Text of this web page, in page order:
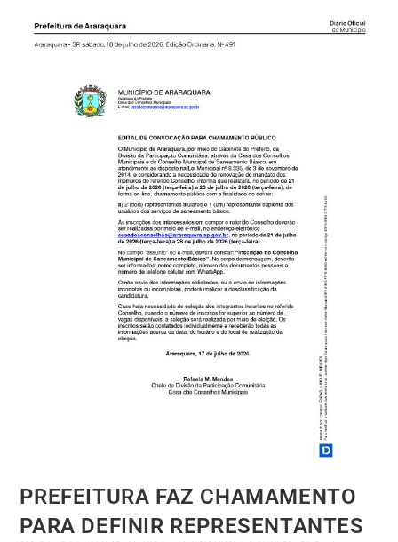
PREFEITURA FAZ CHAMAMENTO
PARA DEFINIR REPRESENTANTES